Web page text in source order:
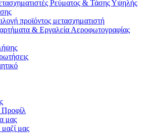
Ρεύματος & Τάσης Υψηλής
προϊόντος μετασχηματιστή
& Εργαλεία Αεροφωτογραφίας
Προφίλ
μας
μας